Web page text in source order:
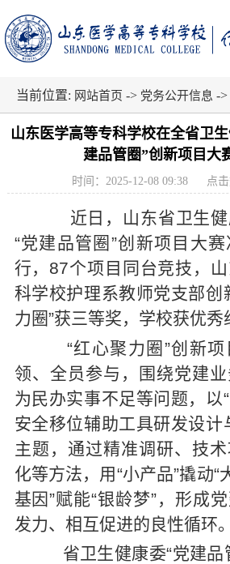
当前位置: 网站首页 -> 党务公开信息 -
山东医学高等专科学校在全省卫
建品管圈”创新项目大
时间：2025-12-08 09:38 点
近日，山东省卫生健
“党建品管圈”创新项目大
行，87个项目同台竞技，
科学校护理系教师党支部创
力圈”获三等奖，学校获优秀
“红心聚力圈”创新项
领、全员参与，围绕党建业
为民办实事不足等问题，以
安全移位辅助工具研发设计
主题，通过精准调研、技
化等方法，用“小产品”撬动“
基因”赋能“银龄梦”，形成
发力、相互促进的良性循环。
省卫生健康委“党建品